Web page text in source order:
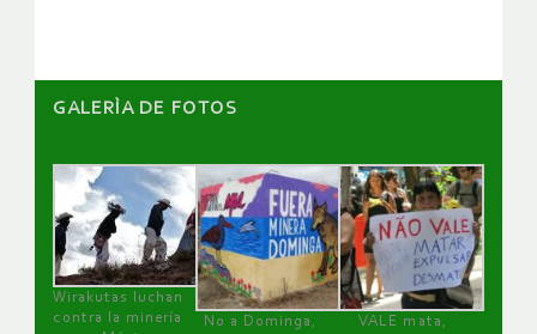
GALERÌA DE FOTOS
Wirakutas luchan
contra la minería
No a Dominga,
VALE mata,